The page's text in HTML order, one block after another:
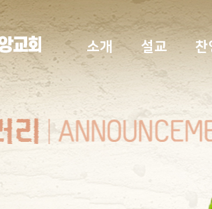
소개 설교 찬